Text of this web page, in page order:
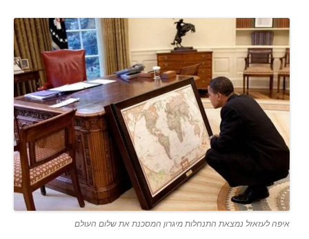
איפה לעזאזל נמצאת התנחלות מיגרון המסכנת את שלום העולם